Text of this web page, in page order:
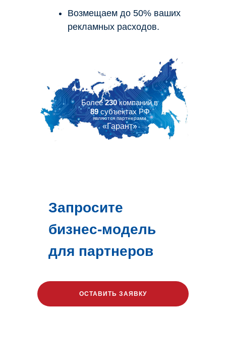
«Гарант»
являются партнерами
Более230компаний в
89субъектах РФ
Возмещаем до 50% ваших
рекламных расходов.
ОСТАВИТЬ ЗАЯВКУ
Запросите
бизнес-модель
для партнеров